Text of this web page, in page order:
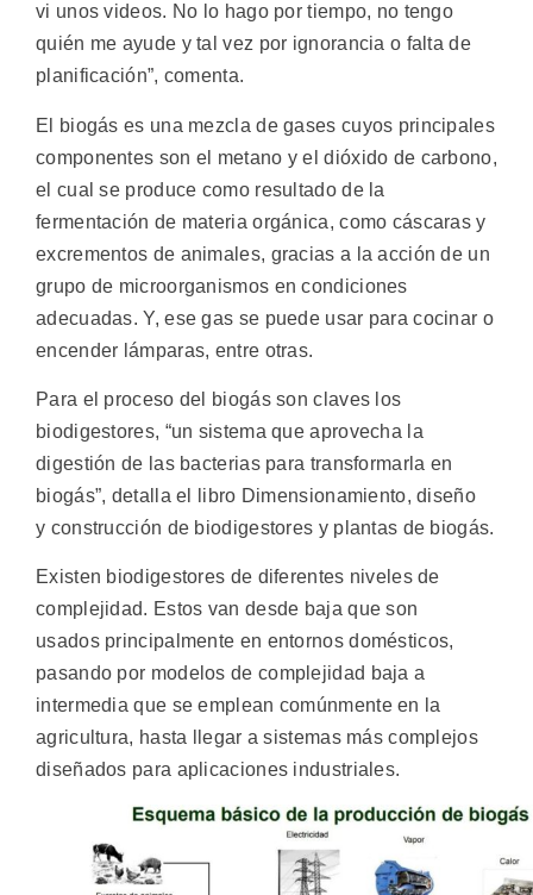
vi unos videos. No lo hago por tiempo, no tengo
quién me ayude y tal vez por ignorancia o falta de
planificación”, comenta.
El biogás es una mezcla de gases cuyos principales
componentes son el metano y el dióxido de carbono,
el cual se produce como resultado de la
fermentación de materia orgánica, como cáscaras y
excrementos de animales, gracias a la acción de un
grupo de microorganismos en condiciones
adecuadas. Y, ese gas se puede usar para cocinar o
encender lámparas, entre otras.
Para el proceso del biogás son claves los
biodigestores, “un sistema que aprovecha la
digestión de las bacterias para transformarla en
biogás”, detalla el libro Dimensionamiento, diseño
y construcción de biodigestores y plantas de biogás.
Existen biodigestores de diferentes niveles de
complejidad. Estos van desde baja que son
usados principalmente en entornos domésticos,
pasando por modelos de complejidad baja a
intermedia que se emplean comúnmente en la
agricultura, hasta llegar a sistemas más complejos
diseñados para aplicaciones industriales.